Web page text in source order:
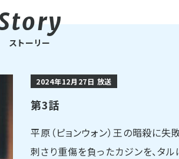
ストーリー
2024年12月27日 放送
第3話
平原（ピョンウォン）王の暗殺に失
刺さり重傷を負ったカジンを、タ